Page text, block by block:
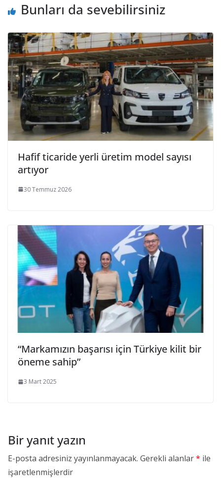
Bunları da sevebilirsiniz
Hafif ticaride yerli üretim model sayısı
artıyor
30 Temmuz 2026
“Markamızın başarısı için Türkiye kilit bir
öneme sahip”
3 Mart 2025
Bir yanıt yazın
E-posta adresiniz yayınlanmayacak. Gerekli alanlar* ile
işaretlenmişlerdir